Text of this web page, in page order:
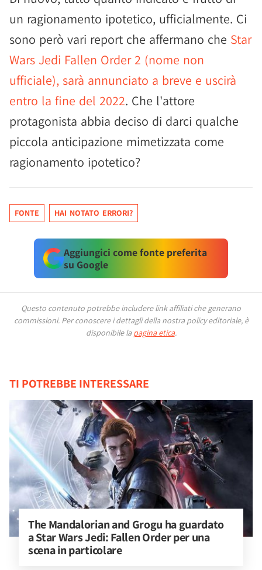
un ragionamento ipotetico, ufficialmente. Ci
sono però vari report che affermano che Star
Wars Jedi Fallen Order 2 (nome non
ufficiale), sarà annunciato a breve e uscirà
entro la fine del 2022. Che l'attore
protagonista abbia deciso di darci qualche
piccola anticipazione mimetizzata come
ragionamento ipotetico?
FONTE HAI NOTATO ERRORI?
Aggiungici come fonte preferita
su Google
Questo contenuto potrebbe includere link affiliati che generano
commissioni. Per conoscere i dettagli della nostra policy editoriale, è
disponibile la pagina etica.
TI POTREBBE INTERESSARE
The Mandalorian and Grogu ha guardato
a Star Wars Jedi: Fallen Order per una
scena in particolare